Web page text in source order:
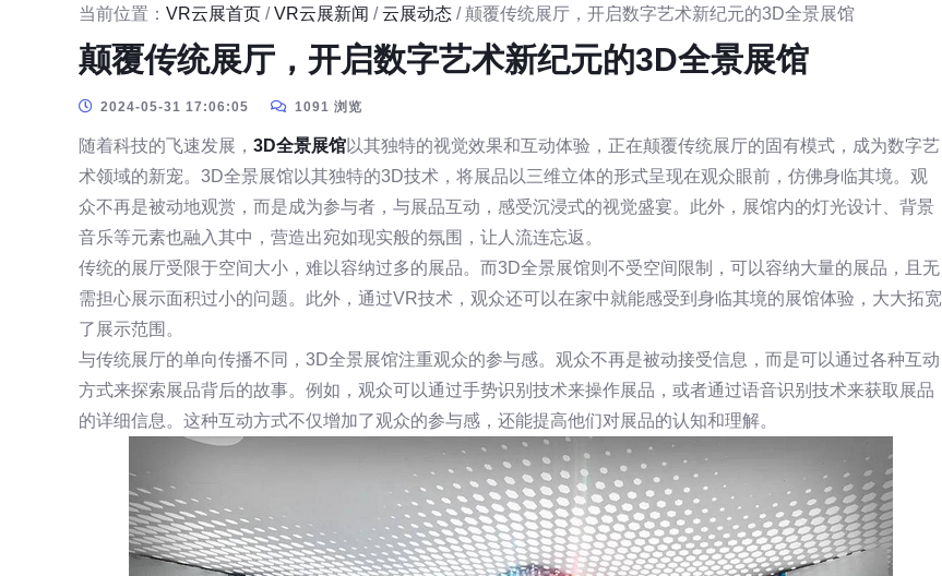
当前位置： VR云展首页 /VR云展新闻 /云展动态 / 颠覆传统展厅，开启数字艺术新纪元的3D全景展馆
颠覆传统展厅，开启数字艺术新纪元的3D全景展馆
2024-05-31 17:06:05 1091 浏览
随着科技的飞速发展， 3D全景展馆以其独特的视觉效果和互动体验，正在颠覆传统展厅的固有模式，成为数字艺
术领域的新宠。3D全景展馆以其独特的3D技术，将展品以三维立体的形式呈现在观众眼前，仿佛身临其境。观
众不再是被动地观赏，而是成为参与者，与展品互动，感受沉浸式的视觉盛宴。此外，展馆内的灯光设计、背景
音乐等元素也融入其中，营造出宛如现实般的氛围，让人流连忘返。
传统的展厅受限于空间大小，难以容纳过多的展品。而3D全景展馆则不受空间限制，可以容纳大量的展品，且无
需担心展示面积过小的问题。此外，通过VR技术，观众还可以在家中就能感受到身临其境的展馆体验，大大拓宽
了展示范围。
与传统展厅的单向传播不同，3D全景展馆注重观众的参与感。观众不再是被动接受信息，而是可以通过各种互动
方式来探索展品背后的故事。例如，观众可以通过手势识别技术来操作展品，或者通过语音识别技术来获取展品
的详细信息。这种互动方式不仅增加了观众的参与感，还能提高他们对展品的认知和理解。